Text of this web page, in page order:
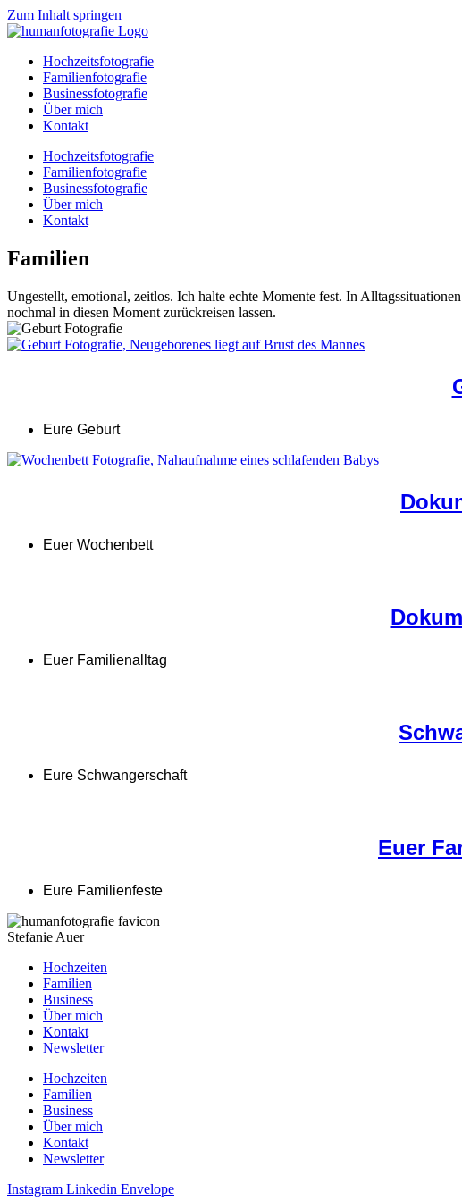
Zum Inhalt springen
Hochzeitsfotografie
Familienfotografie
Businessfotografie
Über mich
Kontakt
Hochzeitsfotografie
Familienfotografie
Businessfotografie
Über mich
Kontakt
Familien
Ungestellt, emotional, zeitlos. Ich halte echte Momente fest. In
nochmal in diesen Moment zurückreisen lassen.
Eure Geburt
Euer Wochenbett
Euer Familienalltag
Eure Schwangerschaft
Euer
Eure Familienfeste
Stefanie Auer
Hochzeiten
Familien
Business
Über mich
Kontakt
Newsletter
Hochzeiten
Familien
Business
Über mich
Kontakt
Newsletter
Instagram Linkedin Envelope